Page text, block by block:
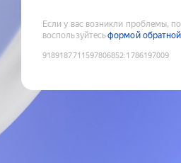
Если у вас возникли проблемы,
воспользуйтесьформой обратной
9189187711597806852:1786197009